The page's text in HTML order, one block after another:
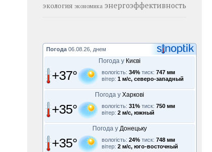
экология экономика энергоэффективность
Погода 06.08.26, днем
Погода у Києві
+37° вологість: 34% тиск: 747 мм
вітер: 1 м/с, северо-западный
Погода у Харкові
+35° вологість: 31% тиск: 750 мм
вітер: 2 м/с, южный
Погода у Донецьку
+35° вологість: 24% тиск: 748 мм
вітер: 2 м/с, юго-восточный